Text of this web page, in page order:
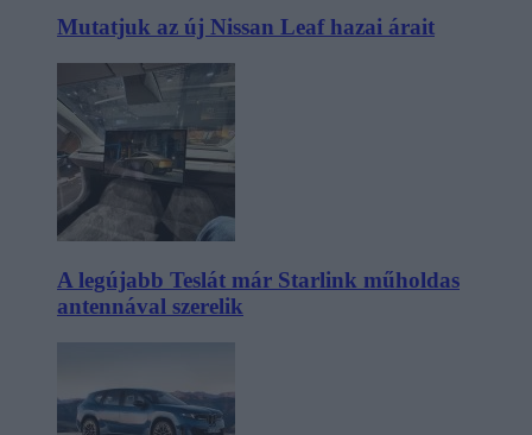
Mutatjuk az új Nissan Leaf hazai árait
A legújabb Teslát már Starlink műholdas
antennával szerelik